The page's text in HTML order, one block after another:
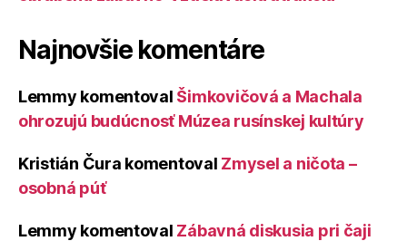
Najnovšie komentáre
Lemmy komentoval Šimkovičová a Machala
ohrozujú budúcnosť Múzea rusínskej kultúry
Kristián Čura komentoval Zmysel a ničota –
osobná púť
Lemmy komentoval Zábavná diskusia pri čaji